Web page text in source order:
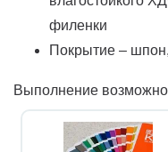
филенки
Покрытие –
Выполнение